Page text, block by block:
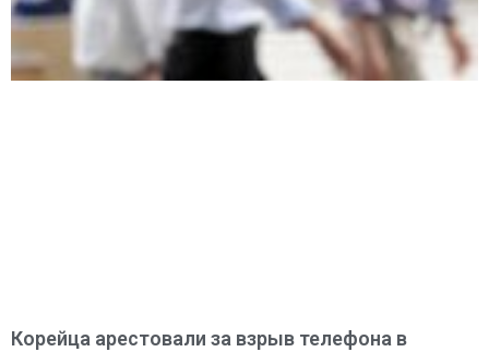
Корейца арестовали за взрыв телефона в